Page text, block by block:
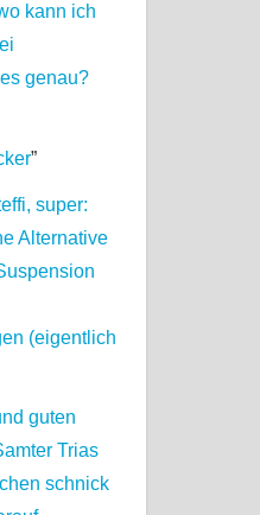
kann ich
genau?
”
super:
Alternative
(eigentlich
guten
Trias
schnick